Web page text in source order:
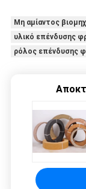
Μη αμίαντος
υλικό επένδυσης
ρόλος επένδυσης